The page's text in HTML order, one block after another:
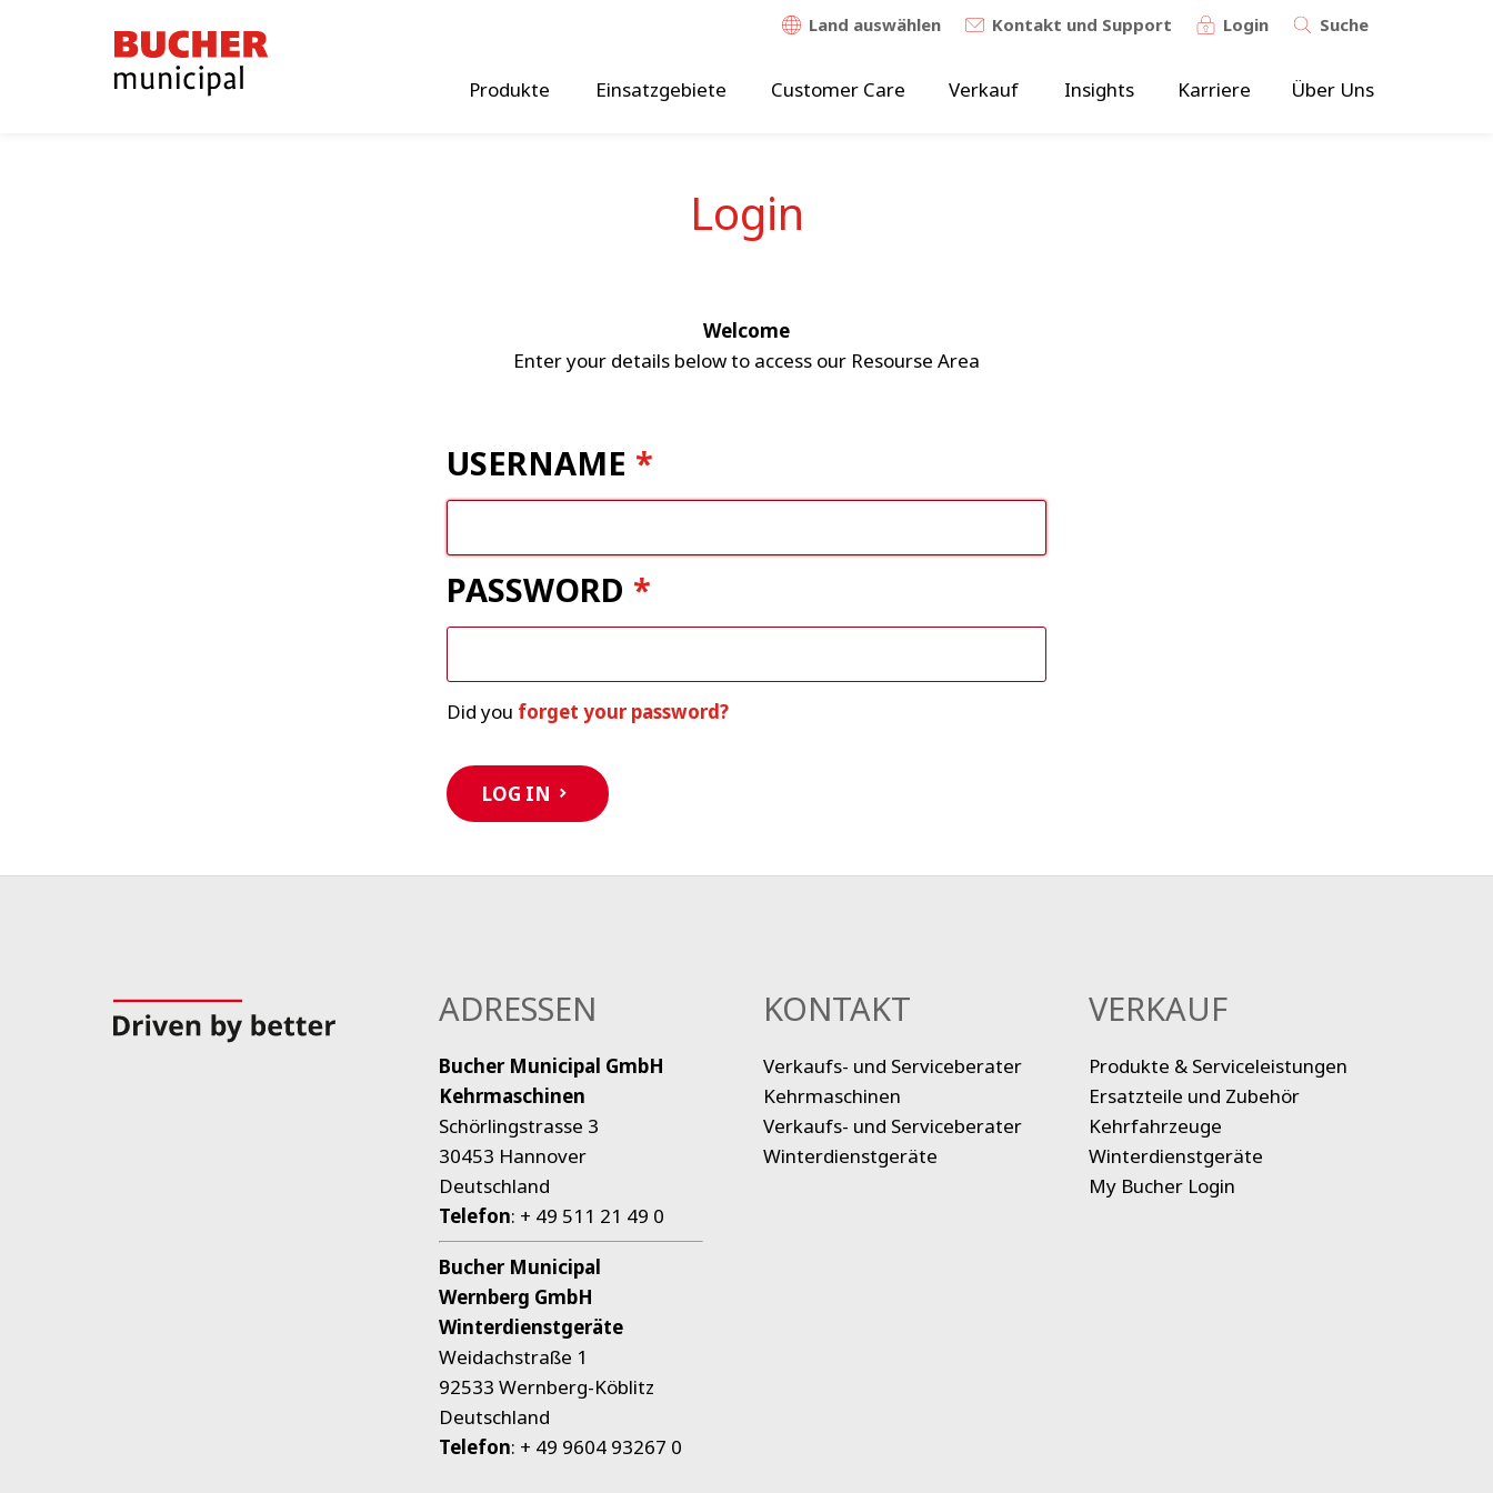
Bucher
Municipal
Land auswählen Kontakt und Support Login Suche
Produkte Einsatzgebiete Customer Care Verkauf Insights Karriere Über Uns
Login
Welcome
Enter your details below to access our Resourse Area
USERNAME
PASSWORD
Did you forget your password?
LOG IN
ADRESSEN
Bucher Municipal GmbH
Kehrmaschinen
Schörlingstrasse 3
30453 Hannover
Deutschland
Telefon: + 49 511 21 49 0
Bucher Municipal
Wernberg GmbH
Winterdienstgeräte
Weidachstraße 1
92533 Wernberg-Köblitz
Deutschland
Telefon: + 49 9604 93267 0
KONTAKT
Verkaufs- und Serviceberater
Kehrmaschinen
Verkaufs- und Serviceberater
Winterdienstgeräte
VERKAUF
Produkte & Serviceleistungen
Ersatzteile und Zubehör
Kehrfahrzeuge
Winterdienstgeräte
My Bucher Login